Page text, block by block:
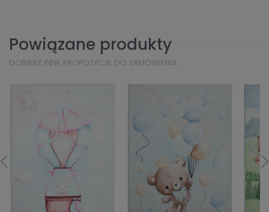
Powiązane produkty
DOBIERZ INNE PROPOZYCJE DO ZAMÓWIENIA